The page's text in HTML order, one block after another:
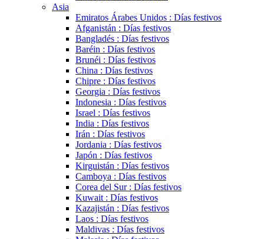
Asia
Emiratos Árabes Unidos : Días festivos
Afganistán : Días festivos
Bangladés : Días festivos
Baréin : Días festivos
Brunéi : Días festivos
China : Días festivos
Chipre : Días festivos
Georgia : Días festivos
Indonesia : Días festivos
Israel : Días festivos
India : Días festivos
Irán : Días festivos
Jordania : Días festivos
Japón : Días festivos
Kirguistán : Días festivos
Camboya : Días festivos
Corea del Sur : Días festivos
Kuwait : Días festivos
Kazajistán : Días festivos
Laos : Días festivos
Maldivas : Días festivos